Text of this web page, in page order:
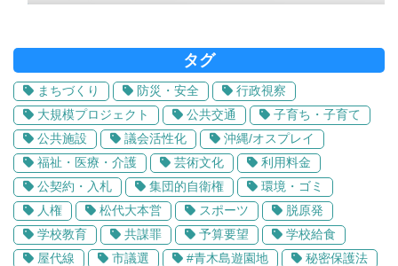
タグ
まちづくり 防災・安全
行政視察
大規模プロジェクト
公共交通
子育ち・子育て
公共施設
議会活性化
沖縄/オスプレイ
福祉・医療・介護
芸術文化
利用料金
公契約・入札
集団的自衛権
環境・ゴミ
人権
松代大本営 スポーツ
脱原発
学校教育
共謀罪 予算要望
学校給食
屋代線
市議選 #青木島遊園地
秘密保護法